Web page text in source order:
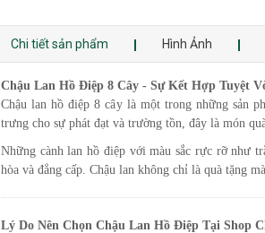
Chi tiết sản phẩm Hình Ảnh
Chậu Lan Hồ Điệp 8 Cây - Sự Kết Hợp Tuyệt
Chậu lan hồ điệp 8 cây là một trong những sản
trưng cho sự phát đạt và trường tồn, đây là món
Những cành lan hồ điệp với màu sắc rực rỡ như
hòa và đẳng cấp. Chậu lan không chỉ là quà tặng
Lý Do Nên Chọn Chậu Lan Hồ Điệp Tại Shop